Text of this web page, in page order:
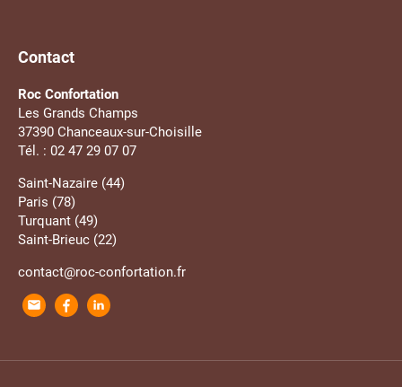
Contact
Roc Confortation
Les Grands Champs
37390 Chanceaux-sur-Choisille
Tél. : 02 47 29 07 07
Saint-Nazaire (44)
Paris (78)
Turquant (49)
Saint-Brieuc (22)
contact@roc-confortation.fr